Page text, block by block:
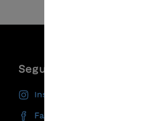
Seguiteci
Instagram
Facebook